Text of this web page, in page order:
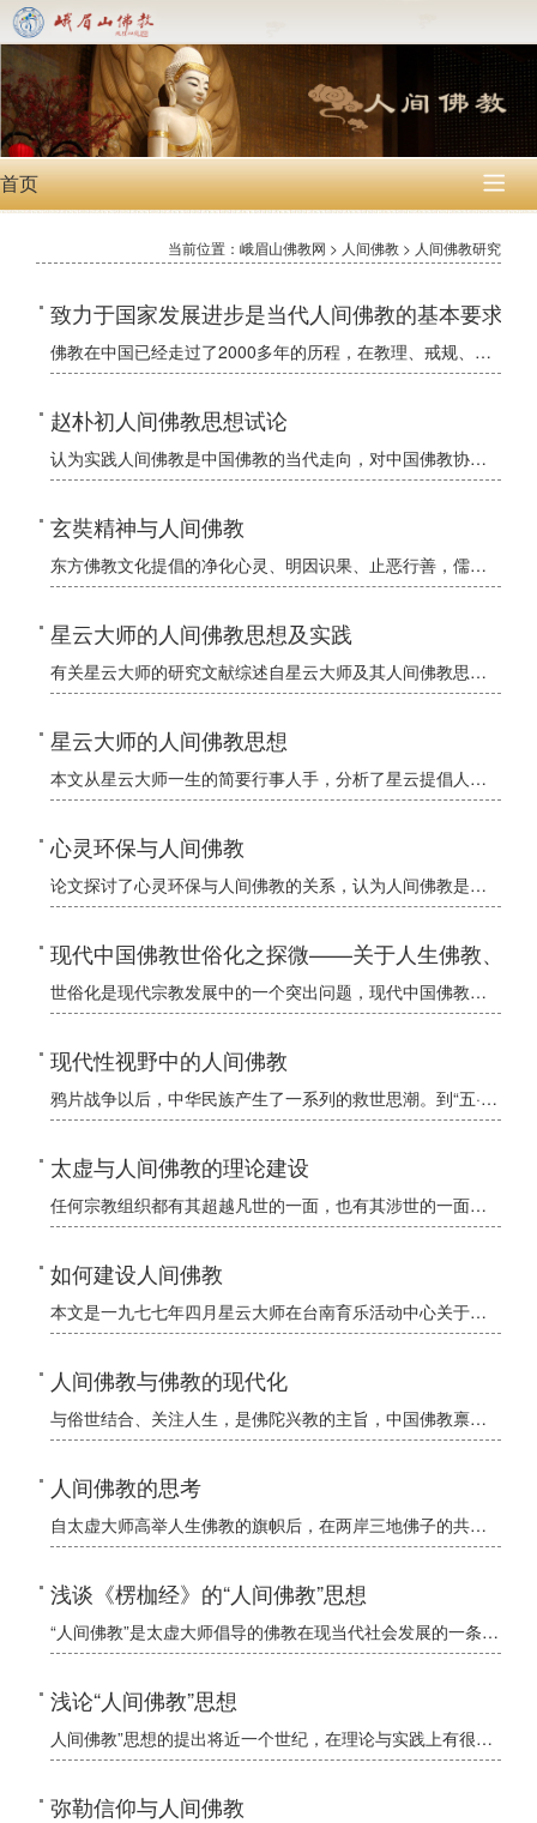
首页 
当前位置：峨眉山佛教网 > 人间佛教 > 人间佛教研究
致力于国家发展进步是当代人间佛教的基本要求
佛教在中国已经走过了2000多年的历程，在教理、戒规、组织制度和活动仪轨等方面已经形成了与中华民族思想文化和社会习俗相适应的民族特色。20世纪80年代以后，中国佛教在指导思想、教务活动、文教建设等方面
赵朴初人间佛教思想试论
认为实践人间佛教是中国佛教的当代走向，对中国佛教协会前会长赵朴初居士的非凡经历和提出并付诸实践的人间佛教进行考察，对其要点进行归纳，认为海峡两岸佛教界对人间佛教的探索和实践，从整体上丰富了中国佛教的人
玄奘精神与人间佛教
东方佛教文化提倡的净化心灵、明因识果、止恶行善，儒家提倡的诚意修身、维护人伦道德、实现和谐相处，作为人们提高理性，维护社会秩序及世界和平的指导思想，日益显其重要。诞生于唐代的玄奘法师，广学多闻，深通佛
星云大师的人间佛教思想及实践
有关星云大师的研究文献综述自星云大师及其人间佛教思想、佛光山教团进入学术界视野以来，来自大陆、台湾、海外的研究硕果颇丰，本文试作一番梳理，不妥之处还望各位学者专家老师指正。关于星云大师的研究，二十世纪
星云大师的人间佛教思想
本文从星云大师一生的简要行事人手，分析了星云提倡人间佛教的缘起：论述了星云人间佛教思想的内涵、核心、特质、建设：最后归纳了星云倡导人间佛教的意义，从而指出了星云在中国佛教史中的地位。
心灵环保与人间佛教
论文探讨了心灵环保与人间佛教的关系，认为人间佛教是把佛陀的本怀、佛教的基本精神，与现当代社会条件和信众现实需求较好统一起来的一股的佛教思潮，因其契理契机，逐渐发展为现当代佛教发展的主流。而人间佛教的切
现代中国佛教世俗化之探微——关于人生佛教、人
世俗化是现代宗教发展中的一个突出问题，现代中国佛教也在经历这个过程，人生佛教、人间佛教、人间净土思想的产生、发展是其突出表现。本文以太虚、印顺和星云三位佛教思想家和实践家为代表，着重探讨现代中国佛教世
现代性视野中的人间佛教
鸦片战争以后，中华民族产生了一系列的救世思潮。到“五·四”新文化运动的时候，这些思潮逐渐凝聚成“科学”与“民主”两面大旗。人间佛教思想的产生与发展，是这股思潮的重要组成部分。经过近百年的发展，人间佛教
太虚与人间佛教的理论建设
任何宗教组织都有其超越凡世的一面，也有其涉世的一面。佛教也不例外。它分别彼岸和此岸、理想的极乐净土和现实的污浊尘世，诱导人们绝尘弃世，入佛超凡。至于此岸世界的芸芸众生是否真能超越现实的茫茫苦海而达庄严
如何建设人间佛教
本文是一九七七年四月星云大师在台南育乐活动中心关于人间佛教的开示。
人间佛教与佛教的现代化
与俗世结合、关注人生，是佛陀兴教的主旨，中国佛教禀承了印土佛教的精髓，经过数千年的发展，形成了独具特色的注重入世的人间佛教。随着社会发展，中国佛教的这种人间化倾向有愈来愈强的趋势。本文就中国佛教如何现
人间佛教的思考
自太虚大师高举人生佛教的旗帜后，在两岸三地佛子的共同推动下，基本成为当代汉传地区佛教思想的主流。全面了解人生佛教，也就把握了当今教界的脉动。本文从宏观上谈了人生佛教，为大家认识人生佛教提供一个思路。
浅谈《楞枷经》的“人间佛教”思想
“人间佛教”是太虚大师倡导的佛教在现当代社会发展的一条崭新的线路，它立足于现实的人、人类社会、人类生活的改善及进步。《楞伽经》是禅宗的根本经典，其中的如来藏、宗说并重以及佛陀不舍众生的思想，都彰显出浓
浅论“人间佛教”思想
人间佛教”思想的提出将近一个世纪，在理论与实践上有很多探索。已故的原中国佛教协会会长赵朴初在《中国佛教协会三十年》的报告中指出：提倡人间佛教思想是解决当今中国佛教向何处去的基本途径。这一思想对于当前的
弥勒信仰与人间佛教